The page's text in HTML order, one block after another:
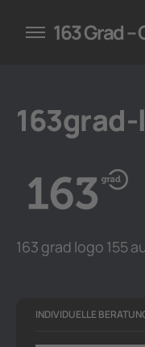
für
163 Grad
163 grad logo 155
INDIVIDUELLE